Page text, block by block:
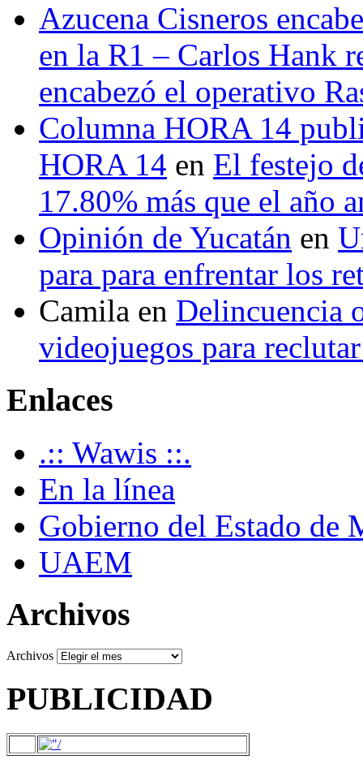
Azucena Cisneros
en la R1 – Carlos Hank
encabezó el operativo
Columna HORA 14
HORA 14 en El festejo
17.80% más que el año
Opinión de Yucatán en
para para enfrentar los
Camila en Delincuencia
videojuegos para
Enlaces
.:: Wawis ::.
En la línea
Gobierno del Estado de
UAEM
Archivos
Archivos
PUBLICIDAD